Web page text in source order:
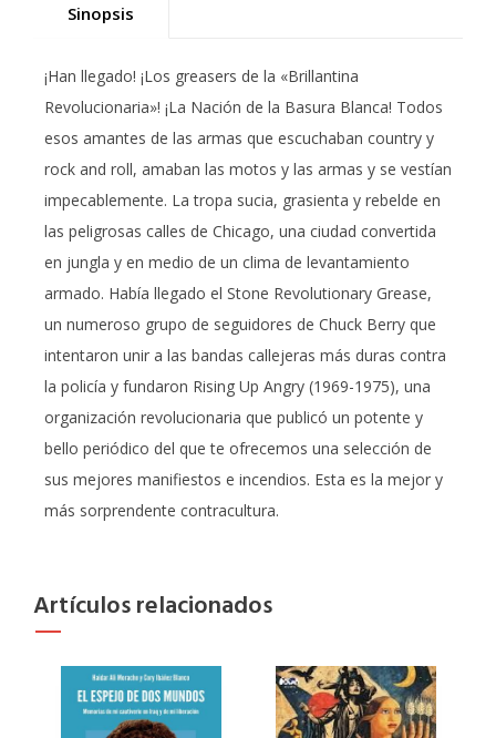
Sinopsis
¡Han llegado! ¡Los greasers de la «Brillantina
Revolucionaria»! ¡La Nación de la Basura Blanca! Todos
esos amantes de las armas que escuchaban country y
rock and roll, amaban las motos y las armas y se vestían
impecablemente. La tropa sucia, grasienta y rebelde en
las peligrosas calles de Chicago, una ciudad convertida
en jungla y en medio de un clima de levantamiento
armado. Había llegado el Stone Revolutionary Grease,
un numeroso grupo de seguidores de Chuck Berry que
intentaron unir a las bandas callejeras más duras contra
la policía y fundaron Rising Up Angry (1969-1975), una
organización revolucionaria que publicó un potente y
bello periódico del que te ofrecemos una selección de
sus mejores manifiestos e incendios. Esta es la mejor y
más sorprendente contracultura.
Artículos relacionados